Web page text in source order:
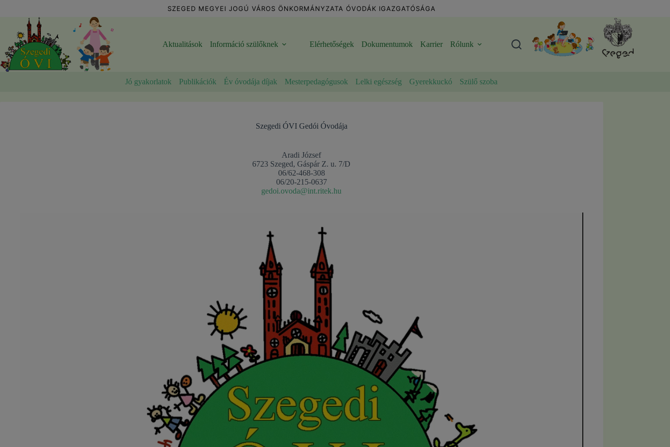
SZEGED MEGYEI JOGÚ VÁROS ÖNKORMÁNYZATA ÓVODÁK IGAZGATÓSÁGA
Aktualitások Információ szülőknek Elérhetőségek Dokumentumok Karrier Rólunk
Jó gyakorlatok Publikációk Év óvodája díjak Mesterpedagógusok Lelki egészség Gyerekkuckó Szülő szoba
Szegedi ÓVI Gedói Óvodája
Aradi József
6723 Szeged, Gáspár Z. u. 7/D
06/62-468-308
06/20-215-0637
gedoi.ovoda@int.ritek.hu